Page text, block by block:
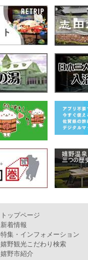
トップページ
新着情報
特集・インフォメーション
嬉野観光こだわり検索
嬉野市紹介